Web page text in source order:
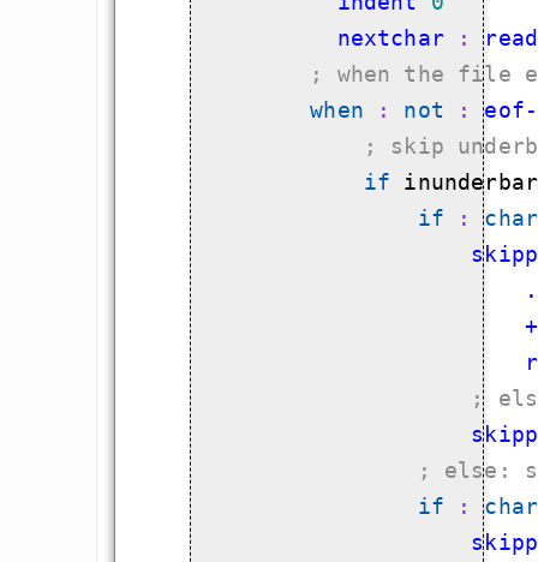
          nextchar
:
; when the file
when : not :
; skip
if
if :
                        .
                        +
;
; else:
if :